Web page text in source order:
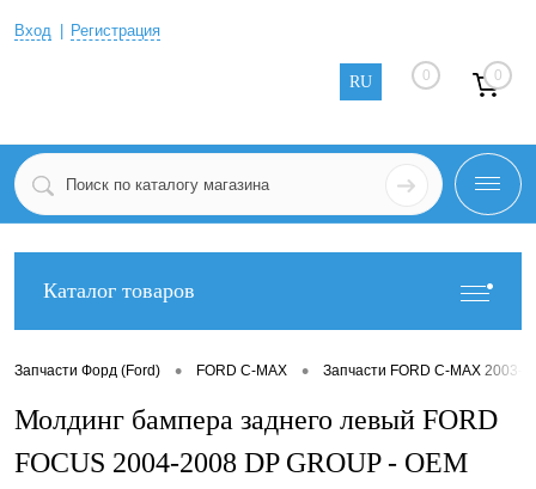
Вход Регистрация
RU 0 0
Каталог товаров
Запчасти Форд (Ford) • FORD C-MAX • Запчасти FORD C-MAX 2003-
Молдинг бампера заднего левый FORD
FOCUS 2004-2008 DP GROUP - OEM